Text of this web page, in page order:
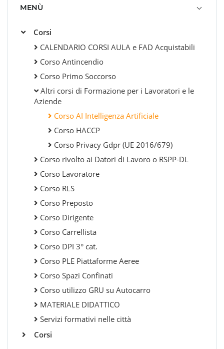
MENÙ
Corsi
CALENDARIO CORSI AULA e FAD Acquistabili
Corso Antincendio
Corso Primo Soccorso
Altri corsi di Formazione per i Lavoratori e le
Aziende
Corso AI Intelligenza Artificiale
Corso HACCP
Corso Privacy Gdpr (UE 2016/679)
Corso rivolto ai Datori di Lavoro o RSPP-DL
Corso Lavoratore
Corso RLS
Corso Preposto
Corso Dirigente
Corso Carrellista
Corso DPI 3° cat.
Corso PLE Piattaforme Aeree
Corso Spazi Confinati
Corso utilizzo GRU su Autocarro
MATERIALE DIDATTICO
Servizi formativi nelle città
Corsi